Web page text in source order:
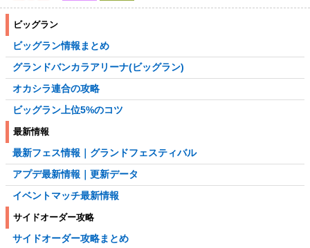
ビッグラン
ビッグラン情報まとめ
グランドバンカラアリーナ(ビッグラン)
オカシラ連合の攻略
ビッグラン上位5%のコツ
最新情報
最新フェス情報｜グランドフェスティバル
アプデ最新情報｜更新データ
イベントマッチ最新情報
サイドオーダー攻略
サイドオーダー攻略まとめ